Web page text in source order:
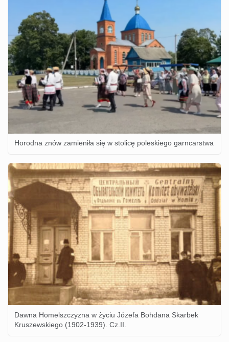
Horodna znów zamieniła się w stolicę poleskiego garncarstwa
Dawna Homelszczyzna w życiu Józefa Bohdana Skarbek
Kruszewskiego (1902-1939). Cz.II.